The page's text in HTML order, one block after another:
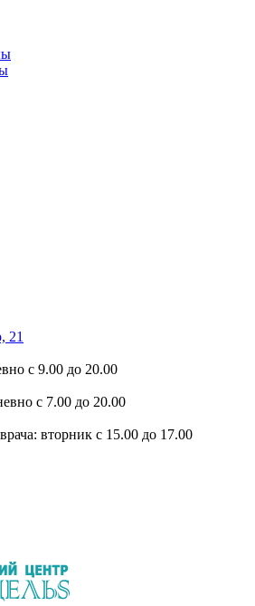
21
с 9.00 до 20.00
с 7.00 до 20.00
вторник с 15.00 до 17.00